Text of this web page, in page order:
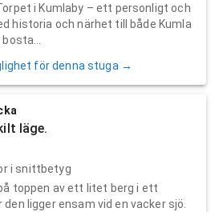
i Kumlaby – ett personligt och
historia och närhet till både Kumla
för denna stuga →
läge.
i snittbetyg
toppen av ett litet berg i ett
ligger ensam vid en vacker sjö.